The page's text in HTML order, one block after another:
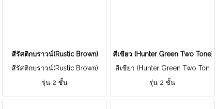
สีรัสติกบราวน์(Rustic Brown)
สีรัสติกบราวน์(Rustic Brown)
รุ่น 2 ชั้น
สีเขียว (Hunter Green Two Tone)
สีเขียว (Hunter Green Two Ton
e)
รุ่น 2 ชั้น